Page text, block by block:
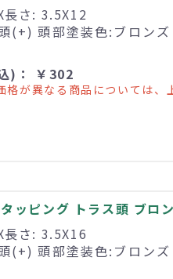
長さ: 3.5X12
(+) 頭部塗装色:ブロン
)： ￥302
が異なる商品については、
ッピング トラス頭 ブロ
長さ: 3.5X16
(+) 頭部塗装色:ブロン